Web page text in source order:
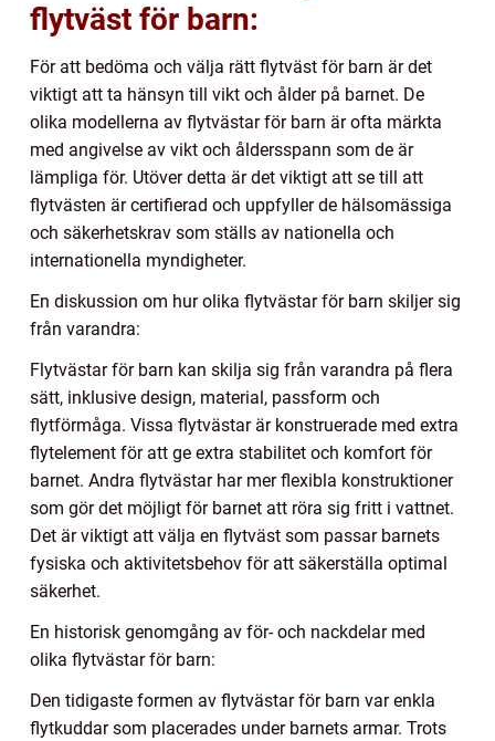
flytväst för barn:
För att bedöma och välja rätt flytväst för barn är det
viktigt att ta hänsyn till vikt och ålder på barnet. De
olika modellerna av flytvästar för barn är ofta märkta
med angivelse av vikt och åldersspann som de är
lämpliga för. Utöver detta är det viktigt att se till att
flytvästen är certifierad och uppfyller de hälsomässiga
och säkerhetskrav som ställs av nationella och
internationella myndigheter.
En diskussion om hur olika flytvästar för barn skiljer sig
från varandra:
Flytvästar för barn kan skilja sig från varandra på flera
sätt, inklusive design, material, passform och
flytförmåga. Vissa flytvästar är konstruerade med extra
flytelement för att ge extra stabilitet och komfort för
barnet. Andra flytvästar har mer flexibla konstruktioner
som gör det möjligt för barnet att röra sig fritt i vattnet.
Det är viktigt att välja en flytväst som passar barnets
fysiska och aktivitetsbehov för att säkerställa optimal
säkerhet.
En historisk genomgång av för- och nackdelar med
olika flytvästar för barn:
Den tidigaste formen av flytvästar för barn var enkla
flytkuddar som placerades under barnets armar. Trots